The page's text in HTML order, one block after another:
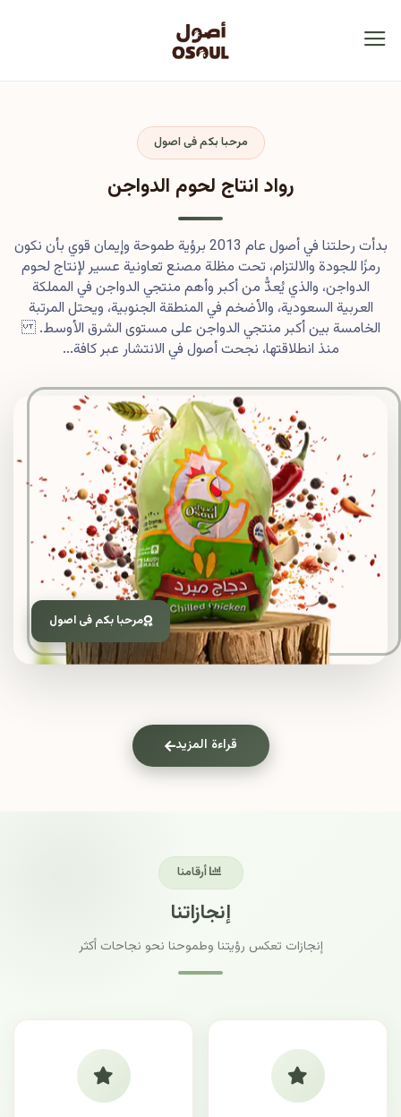
مرحبا بكم فى اصول
مرحبا بكم فى اصول
رواد انتاج لحوم الدواجن
بدأت رحلتنا في أصول عام 2013 برؤية طموحة وإيمان قوي بأن نكون
رمزًا للجودة والالتزام، تحت مظلة مصنع تعاونية عسير لإنتاج لحوم
الدواجن، والذي يُعدُّ من أكبر وأهم منتجي الدواجن في المملكة
العربية السعودية، والأضخم في المنطقة الجنوبية، ويحتل المرتبة
الخامسة بين أكبر منتجي الدواجن على مستوى الشرق الأوسط.
منذ انطلاقتها، نجحت أصول في الانتشار عبر كافة...
قراءة المزيد
أرقامنا
إنجازاتنا
إنجازات تعكس رؤيتنا وطموحنا نحو نجاحات أكثر